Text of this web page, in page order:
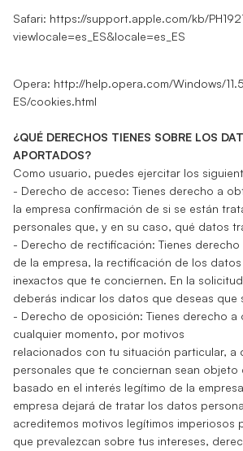
Safari: https://support.apple.com/kb/
viewlocale=es_ES&locale=es_ES
Opera: http://help.opera.com/Windows/
ES/cookies.html
¿QUÉ DERECHOS TIENES SOBRE LOS
APORTADOS?
Como usuario, puedes ejercitar los
- Derecho de acceso: Tienes derecho a
la empresa confirmación de si se están
personales que, y en su caso, qué datos
- Derecho de rectificación: Tienes
de la empresa, la rectificación de los
inexactos que te conciernen. En la
deberás indicar los datos que deseas que
- Derecho de oposición: Tienes derecho a
cualquier momento, por motivos
relacionados con tu situación particular, a
personales que te conciernan sean objeto
basado en el interés legítimo de la
empresa dejará de tratar los datos
acreditemos motivos legítimos imperiosos
que prevalezcan sobre tus intereses,